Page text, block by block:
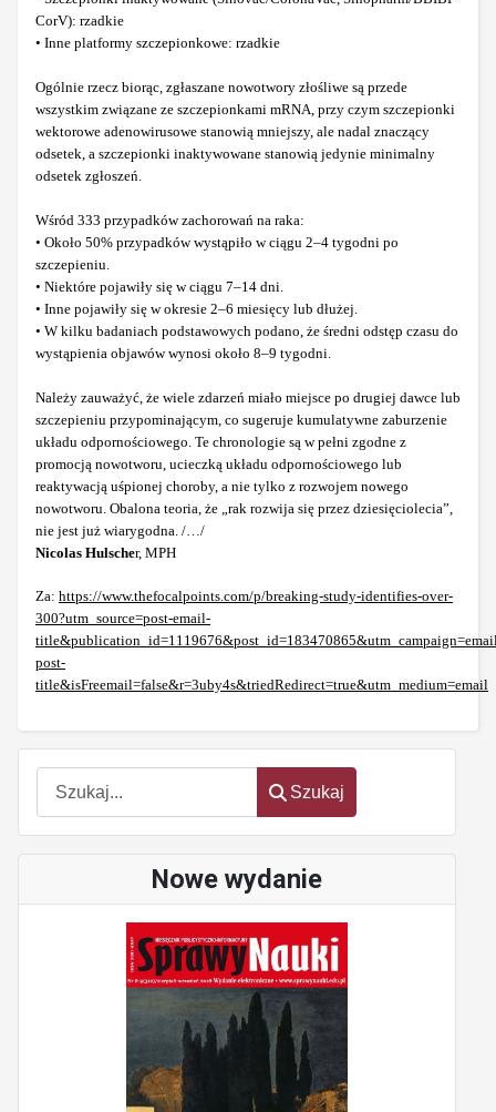
Szukaj
Szukaj
Nowe wydanie
CorV): rzadkie
• Inne platformy szczepionkowe: rzadkie
Ogólnie rzecz biorąc, zgłaszane nowotwory złośliwe są przede
wszystkim związane ze szczepionkami mRNA, przy czym szczepionki
wektorowe adenowirusowe stanowią mniejszy, ale nadal znaczący
odsetek, a szczepionki inaktywowane stanowią jedynie minimalny
odsetek zgłoszeń.
Wśród 333 przypadków zachorowań na raka:
• Około 50% przypadków wystąpiło w ciągu 2–4 tygodni po
szczepieniu.
• Niektóre pojawiły się w ciągu 7–14 dni.
• Inne pojawiły się w okresie 2–6 miesięcy lub dłużej.
• W kilku badaniach podstawowych podano, że średni odstęp czasu do
wystąpienia objawów wynosi około 8–9 tygodni.
Należy zauważyć, że wiele zdarzeń miało miejsce po drugiej dawce lub
szczepieniu przypominającym, co sugeruje kumulatywne zaburzenie
układu odpornościowego. Te chronologie są w pełni zgodne z
promocją nowotworu, ucieczką układu odpornościowego lub
reaktywacją uśpionej choroby, a nie tylko z rozwojem nowego
nowotworu. Obalona teoria, że „rak rozwija się przez dziesięciolecia”,
nie jest już wiarygodna. /…/
Nicolas Hulscher, MPH
Za: https://www.thefocalpoints.com/p/breaking-study-identifies-over-
300?utm_source=post-email-
post-
title&isFreemail=false&r=3uby4s&triedRedirect=true&utm_medium=email